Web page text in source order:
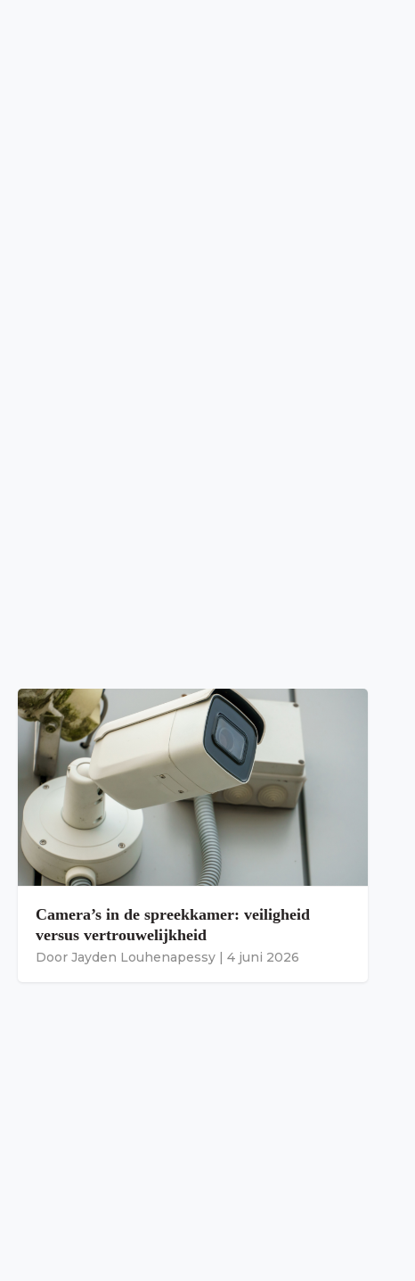
Camera’s in de spreekkamer: veiligheid
versus vertrouwelijkheid
Door Jayden Louhenapessy | 4 juni 2026